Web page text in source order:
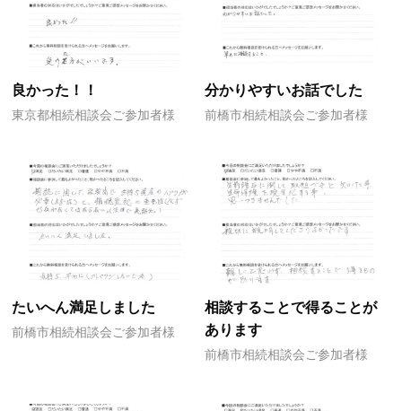
良かった！！
東京都相続相談会ご参加者様
分かりやすいお話でした
前橋市相続相談会ご参加者様
たいへん満足しました
前橋市相続相談会ご参加者様
相談することで得ることが
あります
前橋市相続相談会ご参加者様